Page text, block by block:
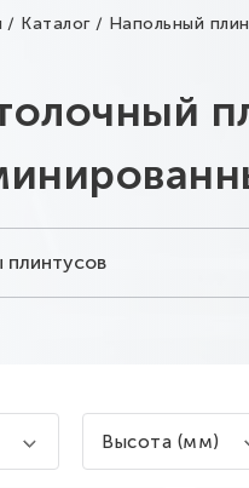
Каталог Напольный
плинтусов
Высота (мм)